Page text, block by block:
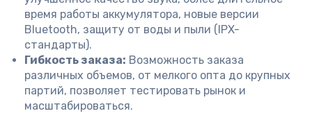
время работы аккумулятора, новые версии
Bluetooth, защиту от воды и пыли (IPX-
стандарты).
Гибкость заказа: Возможность заказа
различных объемов, от мелкого опта до крупных
партий, позволяет тестировать рынок и
масштабироваться.